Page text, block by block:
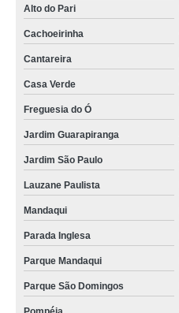
Alto do Pari
Cachoeirinha
Cantareira
Casa Verde
Freguesia do Ó
Jardim Guarapiranga
Jardim São Paulo
Lauzane Paulista
Mandaqui
Parada Inglesa
Parque Mandaqui
Parque São Domingos